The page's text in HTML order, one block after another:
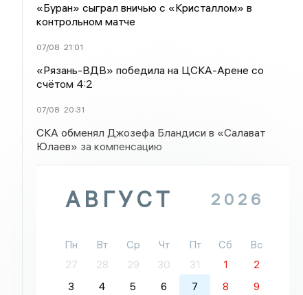
«Буран» сыграл вничью с «Кристаллом» в
контрольном матче
07/08 21:01
«Рязань-ВДВ» победила на ЦСКА-Арене со
счётом 4:2
07/08 20:31
СКА обменял Джозефа Бландиси в «Салават
Юлаев» за компенсацию
АВГУСТ 2026
Пн Вт Ср Чт Пт Сб
Вс
27
28 29 30 31 1
2
3
4 5 6 7 8
9